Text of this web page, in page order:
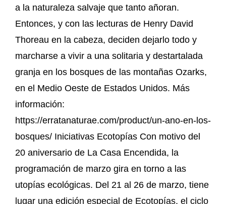
a la naturaleza salvaje que tanto añoran.
Entonces, y con las lecturas de Henry David
Thoreau en la cabeza, deciden dejarlo todo y
marcharse a vivir a una solitaria y destartalada
granja en los bosques de las montañas Ozarks,
en el Medio Oeste de Estados Unidos. Más
información:
https://erratanaturae.com/product/un-ano-en-los-
bosques/ Iniciativas Ecotopías Con motivo del
20 aniversario de La Casa Encendida, la
programación de marzo gira en torno a las
utopías ecológicas. Del 21 al 26 de marzo, tiene
lugar una edición especial de Ecotopías, el ciclo